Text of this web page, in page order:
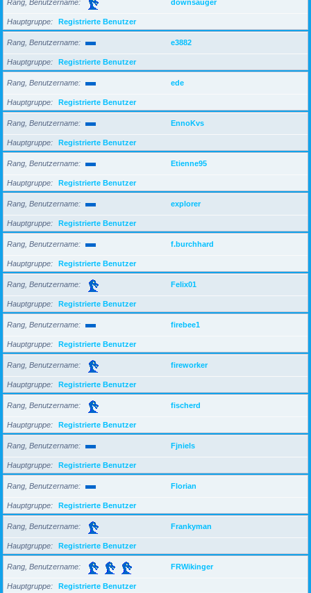
Rang, Benutzername downsauger
Hauptgruppe Registrierte Benutzer
Rang, Benutzername e3882
Hauptgruppe Registrierte Benutzer
Rang, Benutzername ede
Hauptgruppe Registrierte Benutzer
Rang, Benutzername EnnoKvs
Hauptgruppe Registrierte Benutzer
Rang, Benutzername Etienne95
Hauptgruppe Registrierte Benutzer
Rang, Benutzername explorer
Hauptgruppe Registrierte Benutzer
Rang, Benutzername f.burchhard
Hauptgruppe Registrierte Benutzer
Rang, Benutzername Felix01
Hauptgruppe Registrierte Benutzer
Rang, Benutzername firebee1
Hauptgruppe Registrierte Benutzer
Rang, Benutzername fireworker
Hauptgruppe Registrierte Benutzer
Rang, Benutzername fischerd
Hauptgruppe Registrierte Benutzer
Rang, Benutzername Fjniels
Hauptgruppe Registrierte Benutzer
Rang, Benutzername Florian
Hauptgruppe Registrierte Benutzer
Rang, Benutzername Frankyman
Hauptgruppe Registrierte Benutzer
Rang, Benutzername FRWikinger
Hauptgruppe Registrierte Benutzer